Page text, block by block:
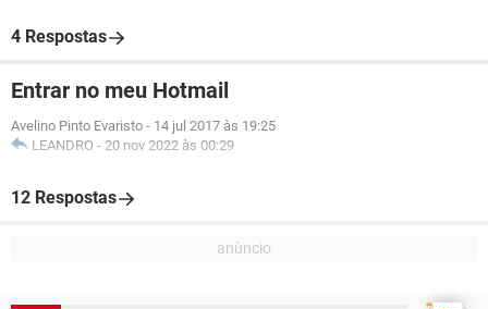
4 Respostas
Entrar no meu Hotmail
Avelino Pinto Evaristo - 14 jul 2017 às 19:25
LEANDRO - 20 nov 2022 às 00:29
12 Respostas